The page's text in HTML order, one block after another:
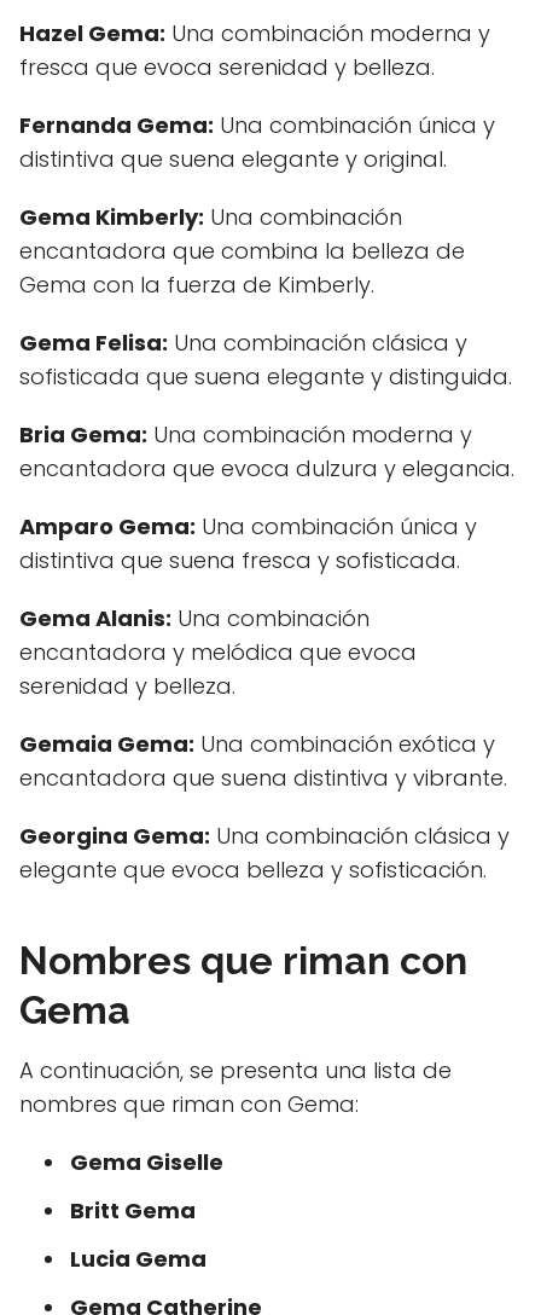
Hazel Gema: Una combinación moderna y
fresca que evoca serenidad y belleza.
Fernanda Gema: Una combinación única y
distintiva que suena elegante y original.
Gema Kimberly: Una combinación
encantadora que combina la belleza de
Gema con la fuerza de Kimberly.
Gema Felisa: Una combinación clásica y
sofisticada que suena elegante y distinguida.
Bria Gema: Una combinación moderna y
encantadora que evoca dulzura y elegancia.
Amparo Gema: Una combinación única y
distintiva que suena fresca y sofisticada.
Gema Alanis: Una combinación
encantadora y melódica que evoca
serenidad y belleza.
Gemaia Gema: Una combinación exótica y
encantadora que suena distintiva y vibrante.
Georgina Gema: Una combinación clásica y
elegante que evoca belleza y sofisticación.
Nombres que riman con
Gema
A continuación, se presenta una lista de
nombres que riman con Gema:
Gema Giselle
Britt Gema
Lucia Gema
Gema Catherine